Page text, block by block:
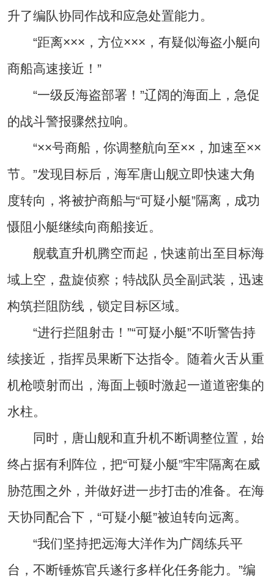
升了编队协同作战和应急处置能力。
“距离×××，方位×××，有疑似海盗小艇向
商船高速接近！”
“一级反海盗部署！”辽阔的海面上，急促
的战斗警报骤然拉响。
“××号商船，你调整航向至××，加速至××
节。”发现目标后，海军唐山舰立即快速大角
度转向，将被护商船与“可疑小艇”隔离，成功
慑阻小艇继续向商船接近。
舰载直升机腾空而起，快速前出至目标海
域上空，盘旋侦察；特战队员全副武装，迅速
构筑拦阻防线，锁定目标区域。
“进行拦阻射击！”“可疑小艇”不听警告持
续接近，指挥员果断下达指令。随着火舌从重
机枪喷射而出，海面上顿时激起一道道密集的
水柱。
同时，唐山舰和直升机不断调整位置，始
终占据有利阵位，把“可疑小艇”牢牢隔离在威
胁范围之外，并做好进一步打击的准备。在海
天协同配合下，“可疑小艇”被迫转向远离。
“我们坚持把远海大洋作为广阔练兵平
台，不断锤炼官兵遂行多样化任务能力。”编